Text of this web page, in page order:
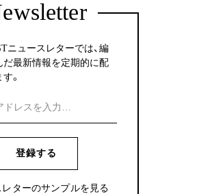
ニュースレターでは、編
だ最新情報を定期的に配
。
登録する
レターのサンプルを見る